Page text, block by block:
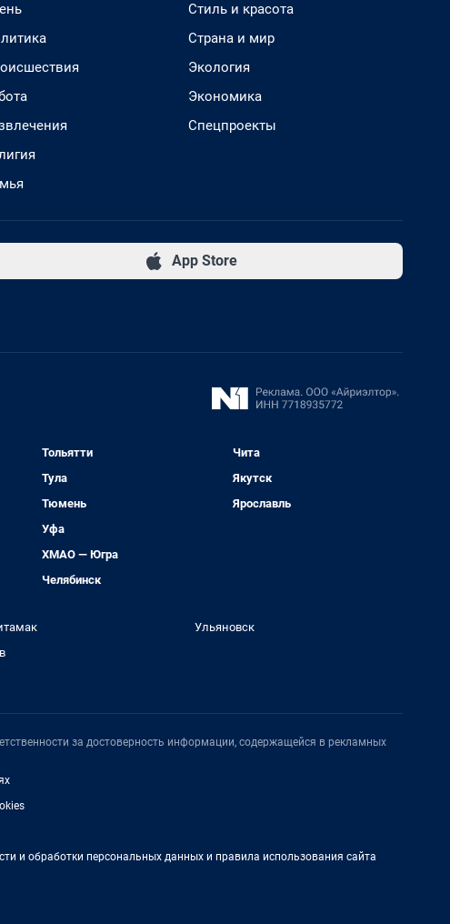
Стиль и красота
Страна и мир
Экология
Экономика
Спецпроекты
App Store
Тольятти
Тула
Тюмень
Уфа
ХМАО — Югра
Челябинск
Чита
Якутск
Ярославль
Ульяновск
за достоверность информации, содержащейся в рекламных
и обработки персональных данных и правила использования сайта